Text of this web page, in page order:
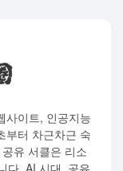
사이트, 인공지능
부터 차근차근 숙
유 서클은 리소
다. AI 시대, 공유